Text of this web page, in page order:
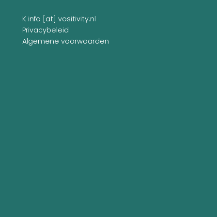
K info [at] vositivity.nl
Privacybeleid
Algemene voorwaarden